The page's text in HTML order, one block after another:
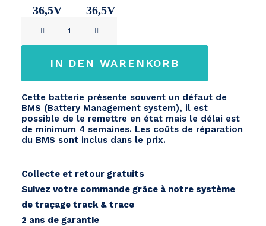
36,5V 36,5V
(2016-
2017-
2018)
IN DEN WARENKORB
Cette batterie présente souvent un défaut de
BMS (Battery Management system), il est
possible de le remettre en état mais le délai est
de minimum 4 semaines. Les coûts de réparation
du BMS sont inclus dans le prix.
Collecte et retour gratuits
Suivez votre commande grâce à notre système
de traçage track & trace
2 ans de garantie